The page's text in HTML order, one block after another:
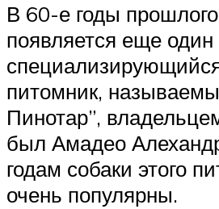
В 60-е годы
появляется еще один
питомник,
Пинотар”,
был Амадео
годам собаки этого
очень популярны.